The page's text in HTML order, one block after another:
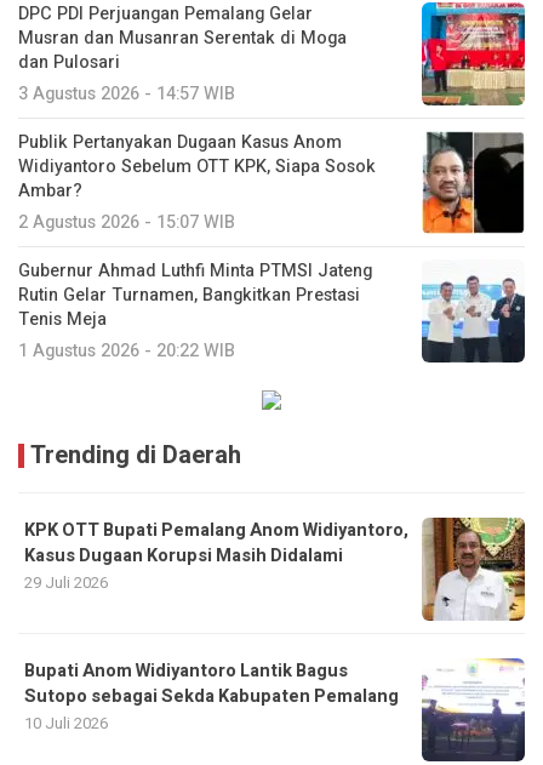
DPC PDI Perjuangan Pemalang Gelar
Musran dan Musanran Serentak di Moga
dan Pulosari
3 Agustus 2026 - 14:57 WIB
Publik Pertanyakan Dugaan Kasus Anom
Widiyantoro Sebelum OTT KPK, Siapa Sosok
Ambar?
2 Agustus 2026 - 15:07 WIB
Gubernur Ahmad Luthfi Minta PTMSI Jateng
Rutin Gelar Turnamen, Bangkitkan Prestasi
Tenis Meja
1 Agustus 2026 - 20:22 WIB
Trending di Daerah
KPK OTT Bupati Pemalang Anom Widiyantoro,
Kasus Dugaan Korupsi Masih Didalami
29 Juli 2026
Bupati Anom Widiyantoro Lantik Bagus
Sutopo sebagai Sekda Kabupaten Pemalang
10 Juli 2026